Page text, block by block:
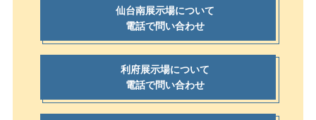
仙台南展示場について
電話で問い合わせ
利府展示場について
電話で問い合わせ